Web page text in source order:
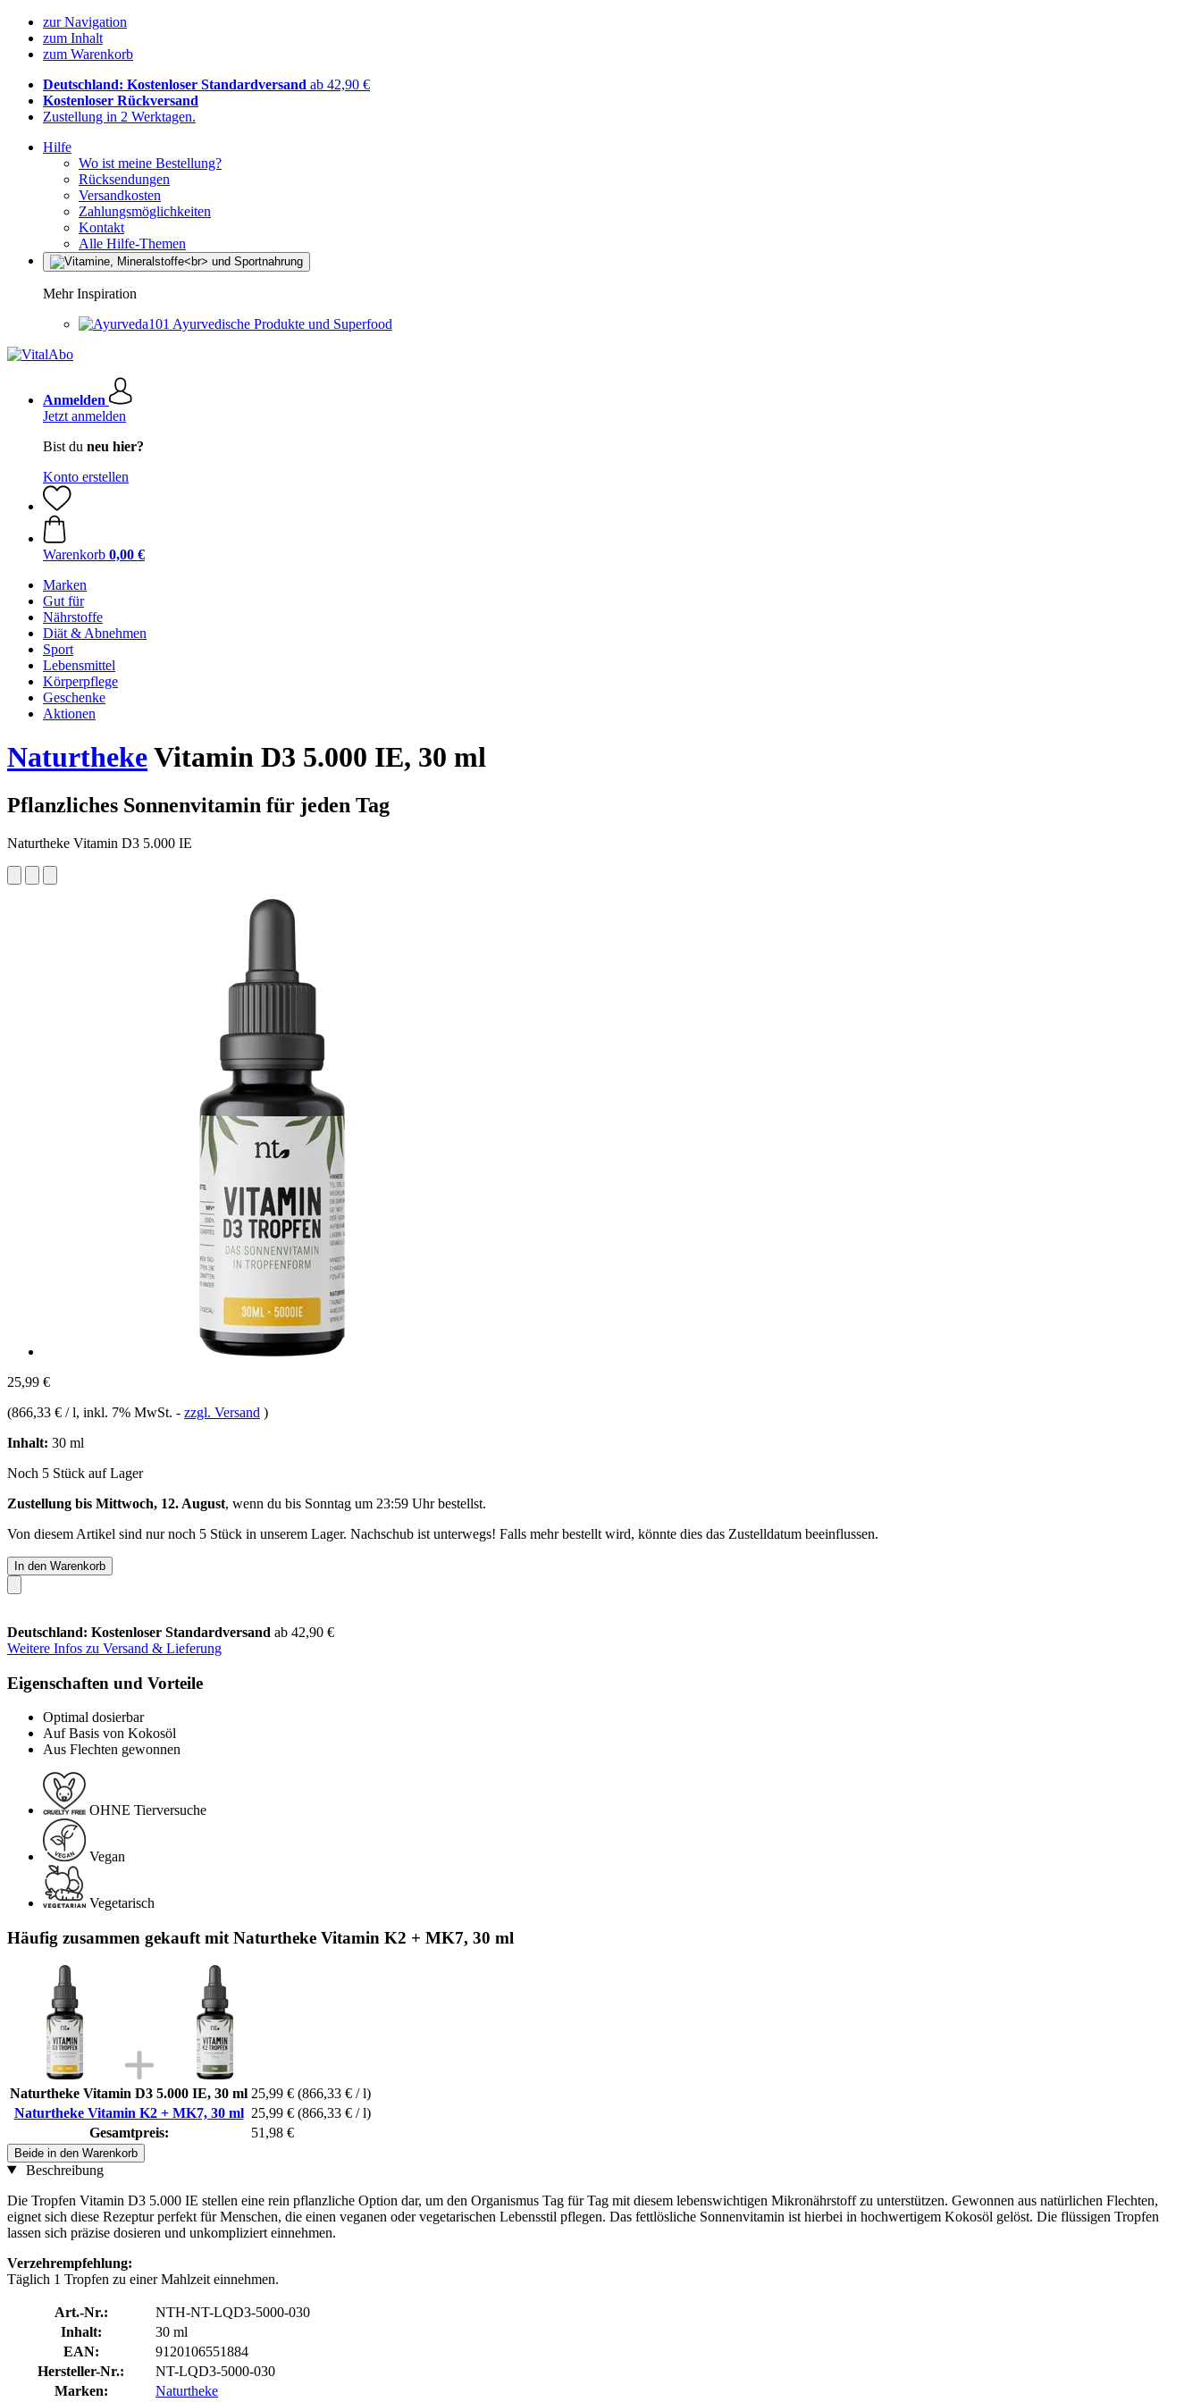
zur Navigation
zum Inhalt
zum Warenkorb
Deutschland: Kostenloser Standardversand ab 42,90 €
Kostenloser Rückversand
Zustellung in 2 Werktagen.
Hilfe
Wo ist meine Bestellung?
Rücksendungen
Versandkosten
Zahlungsmöglichkeiten
Kontakt
Alle Hilfe-Themen
Mehr Inspiration
Ayurvedische Produkte und Superfood
Anmelden
Jetzt anmelden
Bist du neu hier?
Konto erstellen
Warenkorb 0,00 €
Marken
Gut für
Nährstoffe
Diät & Abnehmen
Sport
Lebensmittel
Körperpflege
Geschenke
Aktionen
NaturthekeVitamin D3 5.000 IE, 30 ml
Pflanzliches Sonnenvitamin für jeden Tag
Naturtheke Vitamin D3 5.000 IE
25,99 €
(866,33 € / l, inkl. 7% MwSt. - zzgl. Versand )
Inhalt: 30 ml
Noch 5 Stück auf Lager
Zustellung bis Mittwoch, 12. August, wenn du bis Sonntag um 23:59 Uhrbestellst.
Von diesem Artikel sind nur noch 5 Stück in unserem Lager. Nachschub ist unterwegs! Falls mehr bestellt wird, könnte dies das Zustelldatum beeinflussen.
In den Warenkorb
Deutschland: Kostenloser Standardversand ab 42,90 €
Weitere Infos zu Versand & Lieferung
Eigenschaften und Vorteile
Optimal dosierbar
Auf Basis von Kokosöl
Aus Flechten gewonnen
OHNE Tierversuche
Vegan
Vegetarisch
Häufig zusammen gekauft mit Naturtheke Vitamin K2 + MK7, 30 ml
Naturtheke Vitamin D3 5.000 IE, 30 ml 25,99 € (866,33 € / l)
Naturtheke Vitamin K2 + MK7, 30 ml 25,99 € (866,33 € / l)
Gesamtpreis:
51,98 €
Beide in den Warenkorb
Beschreibung
Die Tropfen Vitamin D3 5.000 IE stellen eine rein pflanzliche Option dar, um den Organismus Tag für Tag mit diesem lebenswichtigen Mikronährstoff zu unterstützen. Gewonnen aus natürlichen Flechten,
eignet sich diese Rezeptur perfekt für Menschen, die einen veganen oder vegetarischen Lebensstil pflegen. Das fettlösliche Sonnenvitamin ist hierbei in hochwertigem Kokosöl gelöst. Die flüssigen Tropfen
lassen sich präzise dosieren und unkompliziert einnehmen.
Verzehrempfehlung:
Täglich 1 Tropfen zu einer Mahlzeit einnehmen.
Art.-Nr.:
NTH-NT-LQD3-5000-030
Inhalt:
30 ml
EAN:
9120106551884
Hersteller-Nr.:
NT-LQD3-5000-030
Marken:
Naturtheke